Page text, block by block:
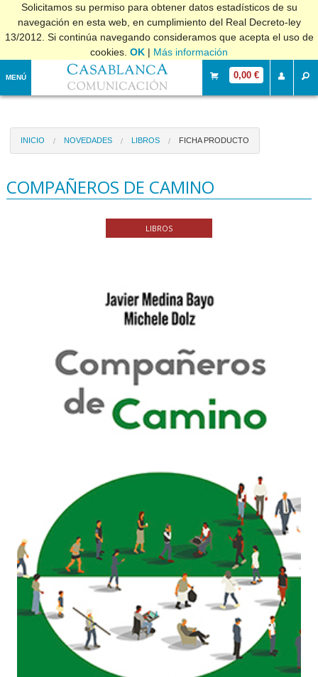
Solicitamos su permiso para obtener datos estadísticos de su
navegación en esta web, en cumplimiento del Real Decreto-ley
13/2012. Si continúa navegando consideramos que acepta el uso de
cookies. OK | Más información
MENÚ 0,00 €
INICIO NOVEDADES LIBROS FICHA PRODUCTO
COMPAÑEROS DE CAMINO
LIBROS